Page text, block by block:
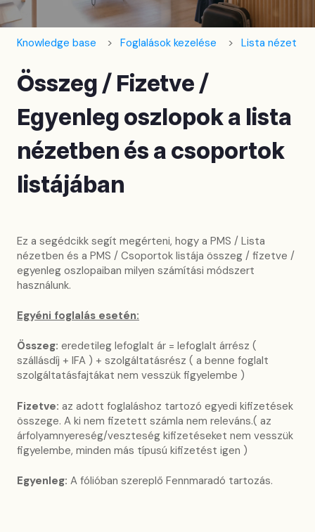
Knowledge base Foglalások kezelése Lista nézet
Összeg / Fizetve /
Egyenleg oszlopok a lista
nézetben és a csoportok
listájában
Ez a segédcikk segít megérteni, hogy a PMS / Lista
nézetben és a PMS / Csoportok listája összeg / fizetve /
egyenleg oszlopaiban milyen számítási módszert
használunk.
Egyéni foglalás esetén:
Összeg: eredetileg lefoglalt ár = lefoglalt árrész (
szállásdíj + IFA ) + szolgáltatásrész ( a benne foglalt
szolgáltatásfajtákat nem vesszük figyelembe )
Fizetve: az adott foglaláshoz tartozó egyedi kifizetések
összege. A ki nem fizetett számla nem releváns.( az
árfolyamnyereség/veszteség kifizetéseket nem vesszük
figyelembe, minden más típusú kifizetést igen )
Egyenleg: A fólióban szereplő Fennmaradó tartozás.